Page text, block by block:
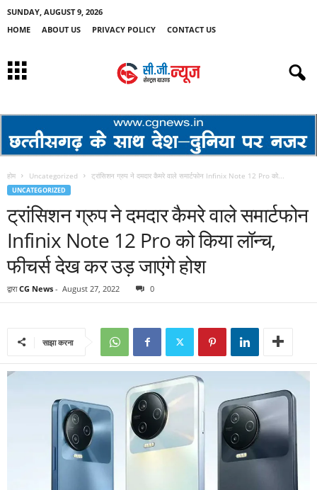
SUNDAY, AUGUST 9, 2026
HOME
ABOUT US PRIVACY POLICY CONTACT US
होम Uncategorized ट्रांसिशन ग्रुप ने दमदार कैमरे वाले समार्टफोन Infinix Note 12 Pro को...
UNCATEGORIZED
ट्रांसिशन ग्रुप ने दमदार कैमरे वाले समार्टफोन
Infinix Note 12 Pro को किया लॉन्च,
फीचर्स देख कर उड़ जाएंगे होश
द्वारा CG News - August 27, 2022 0
साझा करना